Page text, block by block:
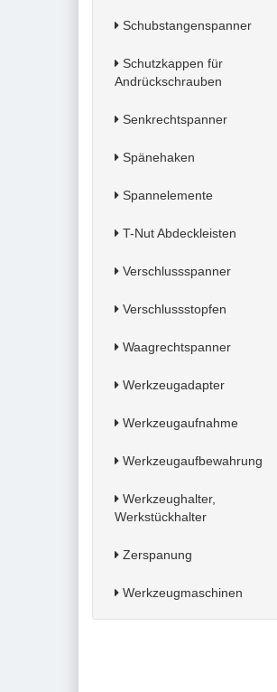
Schubstangenspanner
Schutzkappen für
Andrückschrauben
Senkrechtspanner
Spänehaken
Spannelemente
T-Nut Abdeckleisten
Verschlussspanner
Verschlussstopfen
Waagrechtspanner
Werkzeugadapter
Werkzeugaufnahme
Werkzeugaufbewahrung
Werkzeughalter,
Werkstückhalter
Zerspanung
Werkzeugmaschinen